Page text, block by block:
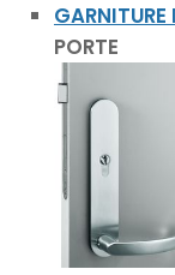
PORTE